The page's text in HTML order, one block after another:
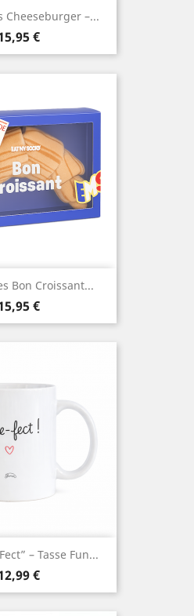
Cheeseburger –...
€
Bon Croissant...
€
– Tasse Fun...
€